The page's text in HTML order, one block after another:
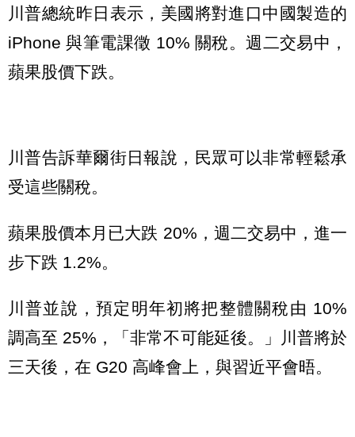
川普總統昨日表示，美國將對進口中國製造的
iPhone 與筆電課徵 10% 關稅。週二交易中，
蘋果股價下跌。
川普告訴華爾街日報說，民眾可以非常輕鬆承
受這些關稅。
蘋果股價本月已大跌 20%，週二交易中，進一
步下跌 1.2%。
川普並說，預定明年初將把整體關稅由 10%
調高至 25%，「非常不可能延後。」川普將於
三天後，在 G20 高峰會上，與習近平會晤。